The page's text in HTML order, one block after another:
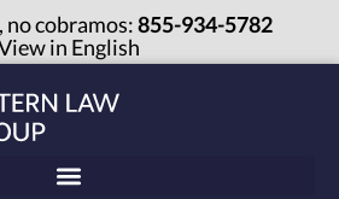
no cobramos:855-934-5782
in English